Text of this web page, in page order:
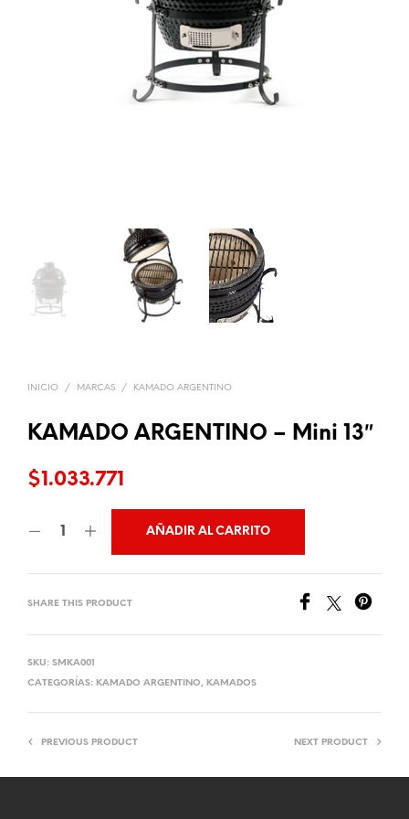
INICIO / MARCAS / KAMADO ARGENTINO
KAMADO ARGENTINO – Mini 13″
$1.033.771
AÑADIR AL CARRITO
SHARE THIS PRODUCT
SKU: SMKA001
CATEGORÍAS: KAMADO ARGENTINO, KAMADOS
PREVIOUS PRODUCT NEXT PRODUCT